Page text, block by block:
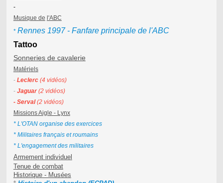
-
Musique de l'ABC
* Rennes 1997 - Fanfare principale de l'ABC
Tattoo
Sonneries de cavalerie
Matériels
- Leclerc (4 vidéos)
- Jaguar (2 vidéos)
- Serval(2 vidéos)
Missions Aigle - Lynx
* L'OTAN organise des exercices
* Militaires français et roumains
* L'engagement des militaires
Armement individuel
Tenue de combat
Historique - Musées